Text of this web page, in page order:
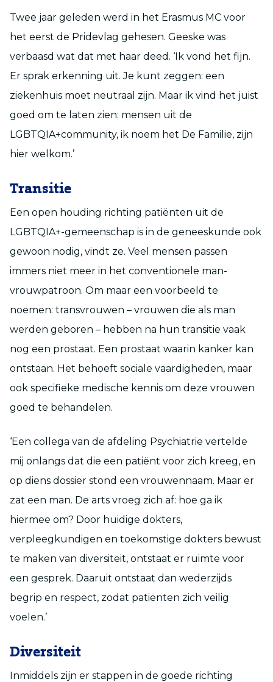
Twee jaar geleden werd in het Erasmus MC voor
het eerst de Pridevlag gehesen. Geeske was
verbaasd wat dat met haar deed. ‘Ik vond het fijn.
Er sprak erkenning uit. Je kunt zeggen: een
ziekenhuis moet neutraal zijn. Maar ik vind het juist
goed om te laten zien: mensen uit de
LGBTQIA+community, ik noem het De Familie, zijn
hier welkom.’
Transitie
Een open houding richting patiënten uit de
LGBTQIA+-gemeenschap is in de geneeskunde ook
gewoon nodig, vindt ze. Veel mensen passen
immers niet meer in het conventionele man-
vrouwpatroon. Om maar een voorbeeld te
noemen: transvrouwen – vrouwen die als man
werden geboren – hebben na hun transitie vaak
nog een prostaat. Een prostaat waarin kanker kan
ontstaan. Het behoeft sociale vaardigheden, maar
ook specifieke medische kennis om deze vrouwen
goed te behandelen.
‘Een collega van de afdeling Psychiatrie vertelde
mij onlangs dat die een patiënt voor zich kreeg, en
op diens dossier stond een vrouwennaam. Maar er
zat een man. De arts vroeg zich af: hoe ga ik
hiermee om? Door huidige dokters,
verpleegkundigen en toekomstige dokters bewust
te maken van diversiteit, ontstaat er ruimte voor
een gesprek. Daaruit ontstaat dan wederzijds
begrip en respect, zodat patiënten zich veilig
voelen.’
Diversiteit
Inmiddels zijn er stappen in de goede richting